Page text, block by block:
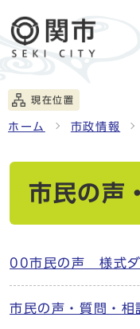
現在位置
ホーム 市政情報
市民の声
00市民の声 様式ダ
市民の声・質問・相